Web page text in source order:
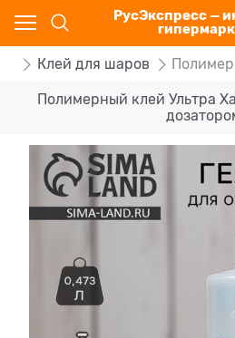
РусЭкспресс —
Клей для шаров
Полимерный клей Ультра